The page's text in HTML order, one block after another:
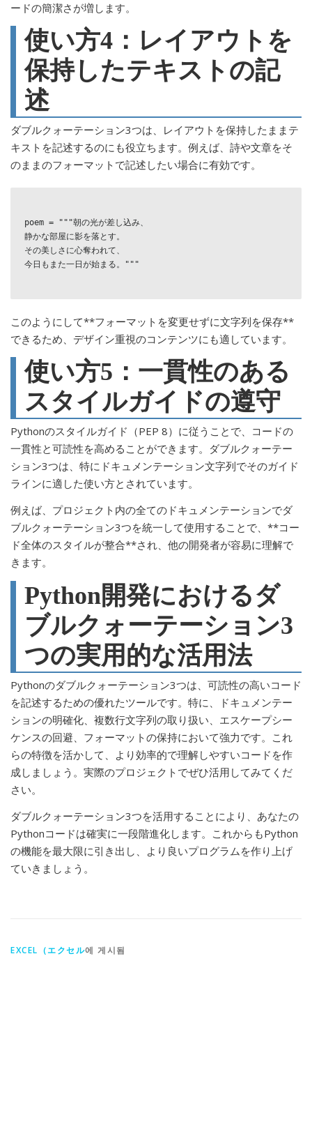
ードの簡潔さが増します。
使い方4：レイアウトを
保持したテキストの記
述
ダブルクォーテーション3つは、レイアウトを保持したままテ
キストを記述するのにも役立ちます。例えば、詩や文章をそ
のままのフォーマットで記述したい場合に有効です。
poem = """朝の光が差し込み、
静かな部屋に影を落とす。
その美しさに心奪われて、
今日もまた一日が始まる。"""
このようにして**フォーマットを変更せずに文字列を保存**
できるため、デザイン重視のコンテンツにも適しています。
使い方5：一貫性のある
スタイルガイドの遵守
Pythonのスタイルガイド（PEP 8）に従うことで、コードの
一貫性と可読性を高めることができます。ダブルクォーテー
ション3つは、特にドキュメンテーション文字列でそのガイド
ラインに適した使い方とされています。
例えば、プロジェクト内の全てのドキュメンテーションでダ
ブルクォーテーション3つを統一して使用することで、**コー
ド全体のスタイルが整合**され、他の開発者が容易に理解で
きます。
Python開発におけるダ
ブルクォーテーション3
つの実用的な活用法
Pythonのダブルクォーテーション3つは、可読性の高いコード
を記述するための優れたツールです。特に、ドキュメンテー
ションの明確化、複数行文字列の取り扱い、エスケープシー
ケンスの回避、フォーマットの保持において強力です。これ
らの特徴を活かして、より効率的で理解しやすいコードを作
成しましょう。実際のプロジェクトでぜひ活用してみてくだ
さい。
ダブルクォーテーション3つを活用することにより、あなたの
Pythonコードは確実に一段階進化します。これからもPython
の機能を最大限に引き出し、より良いプログラムを作り上げ
ていきましょう。
EXCEL（エクセル에 게시됨